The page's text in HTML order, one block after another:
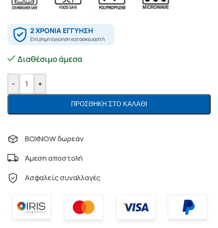
Διαθέσιμο άμεσα
- +
ΠΡΟΣΘΉΚΗ ΣΤΟ ΚΑΛΆΘΙ
BOXNOW δωρεάν
Άμεση αποστολή
Ασφαλείς συναλλαγές